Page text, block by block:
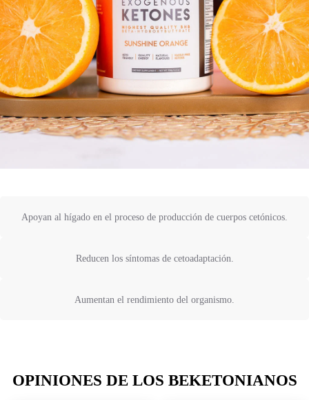
Apoyan al hígado en el proceso de producción de cuerpos cetónicos.
Reducen los síntomas de cetoadaptación.
Aumentan el rendimiento del organismo.
OPINIONES DE LOS BEKETONIANOS